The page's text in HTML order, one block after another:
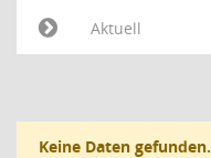
Aktuell
Keine Daten gefunden.